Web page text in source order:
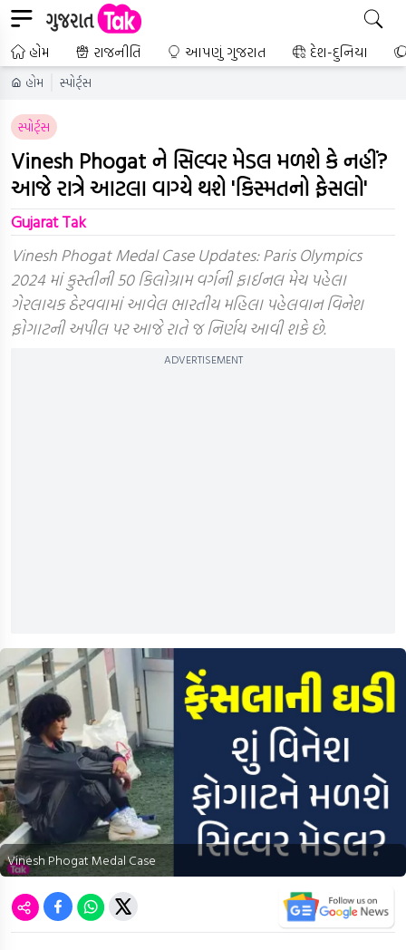
હોમ રાજનીતિ આપણું ગુજરાત દેશ-દુનિયા
હોમ સ્પોર્ટ્સ
સ્પોર્ટ્સ
Vinesh Phogat ને સિલ્વર મેડલ મળશે કે નહીં?
આજે રાત્રે આટલા વાગ્યે થશે 'કિસ્મતનો ફેસલો'
Gujarat Tak
Vinesh Phogat Medal Case Updates: Paris Olympics
2024 માં કુસ્તીની 50 કિલોગ્રામ વર્ગની ફાઈનલ મેચ પહેલા
ગેરલાયક ઠેરવવામાં આવેલ ભારતીય મહિલા પહેલવાન વિનેશ
ફોગાટની અપીલ પર આજે રાતે જ નિર્ણય આવી શકે છે.
ADVERTISEMENT
Vinesh Phogat Medal Case